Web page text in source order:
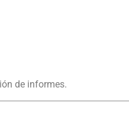
de informes.